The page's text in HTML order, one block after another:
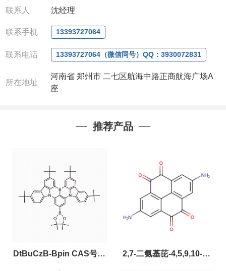
QQ:3930072831
:13393727064
联系人: 沈晓东(欢迎致电
联系人 沈经理
联系手机 13393727064
联系电话 13393727064（微信同号）QQ：3930072831
所在地址
河南省 郑州市 二七区航海中路正商航海广场A
座
推荐产品
DtBuCzB-Bpin CAS号： 2,7-二氨基芘-4,5,9,10-四